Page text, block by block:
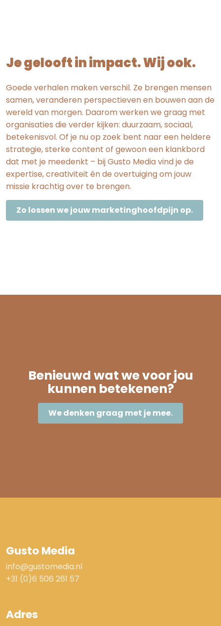
Je gelooft in impact. Wij ook.
Goede verhalen maken verschil. Ze brengen mensen
samen, veranderen perspectieven en bouwen aan de
wereld van morgen. Daarom werken we graag met
organisaties die verder kijken: duurzaam, sociaal,
betekenisvol. Of je nu op zoek bent naar een heldere
strategie, sterke content of gewoon een klankbord
dat met je meedenkt – bij Gusto Media vind je de
expertise, creativiteit én de overtuiging om jouw
missie krachtig over te brengen.
Zo lossen we jouw marketinghoofdpijn op.
Benieuwd wat we voor jou
kunnen betekenen?
We denken graag met je mee.
Gusto Media
info@gustomedia.nl
+31 (0)6 506 261 57
Adres